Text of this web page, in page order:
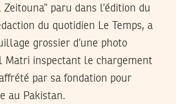
paru dans l’édition du
du quotidien Le Temps, a
grossier d’une photo
Matri inspectant le chargement
par sa fondation pour
au Pakistan.